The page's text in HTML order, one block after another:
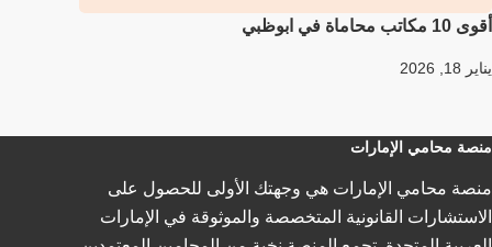
أقوى 10 مكاتب محاماة في ابوظبي
يناير 18, 2026
منصة محامي الإمارات
منصة محامي الإمارات هي وجهتك الأولى للحصول على
الاستشارات القانونية المتخصصة والموثوقة في الإمارات